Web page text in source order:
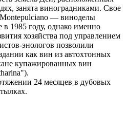
занята виноградниками. Свое
— виноделы
в 1985 году, однако именно
хозяйства под управлением
энологов позволили
как вин из автохтонных
купажированных вин
24 месяцев в дубовых